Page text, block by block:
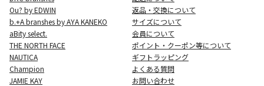
Ou? by EDWIN
b.+A branshes by AYA KANEKO
aBity select.
THE NORTH FACE
NAUTICA
Champion
JAMIE KAY
返品・交換について
サイズについて
会員について
ポイント・クーポン等について
ギフトラッピング
よくある質問
お問い合わせ